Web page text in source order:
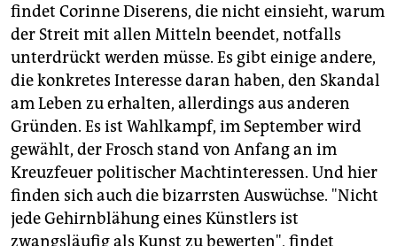
findet Corinne Diserens, die nicht einsieht, warum
der Streit mit allen Mitteln beendet, notfalls
unterdrückt werden müsse. Es gibt einige andere,
die konkretes Interesse daran haben, den Skandal
am Leben zu erhalten, allerdings aus anderen
Gründen. Es ist Wahlkampf, im September wird
gewählt, der Frosch stand von Anfang an im
Kreuzfeuer politischer Machtinteressen. Und hier
finden sich auch die bizarrsten Auswüchse. "Nicht
jede Gehirnblähung eines Künstlers ist
zwangsläufig als Kunst zu bewerten", findet